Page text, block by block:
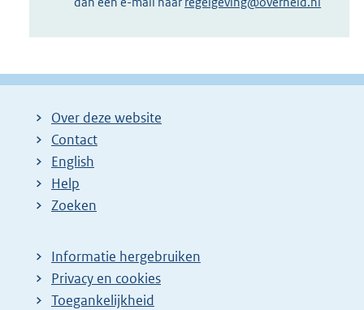
Over deze website
Contact
English
Help
Zoeken
Informatie hergebruiken
Privacy en cookies
Toegankelijkheid